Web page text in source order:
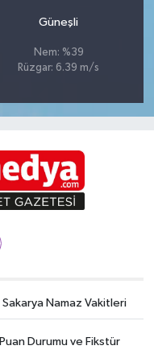
Güneşli
Nem: %39
Rüzgar: 6.39 m/s
Sakarya Namaz Vakitleri
Puan Durumu ve Fikstür